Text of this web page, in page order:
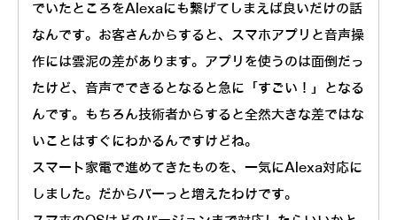
でいたところをAlexaにも繋げてしまえば良いだけの話
なんです。お客さんからすると、スマホアプリと音声操
作には雲泥の差があります。アプリを使うのは面倒だっ
たけど、音声でできるとなると急に「すごい！」となる
んです。もちろん技術者からすると全然大きな差ではな
いことはすぐにわかるんですけどね。
スマート家電で進めてきたものを、一気にAlexa対応に
しました。だからバーっと増えたわけです。